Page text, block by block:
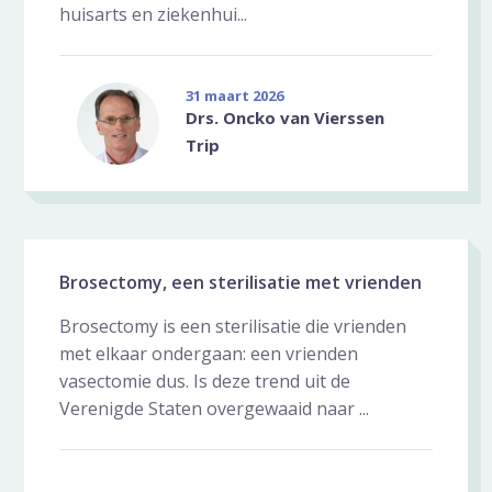
huisarts en ziekenhui...
31 maart 2026
Drs. Oncko van Vierssen
Trip
Brosectomy, een sterilisatie met vrienden
Brosectomy is een sterilisatie die vrienden
met elkaar ondergaan: een vrienden
vasectomie dus. Is deze trend uit de
Verenigde Staten overgewaaid naar ...